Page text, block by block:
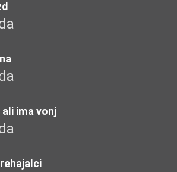
ima vonj